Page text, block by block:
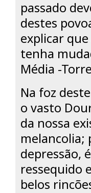
passado
destes
explicar
tenha
Média -
Na foz
o vasto
da nossa
melancolia;
depressão,
ressequido
belos